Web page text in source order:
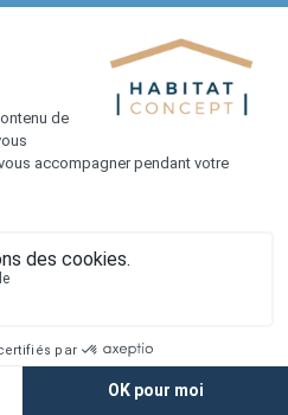
budget, les
du terrain et la construction, il
viabilisation si elle n'est pas
Les frais de raccordements et les
5 000 et 15 000 euros selon la
et son accès.
une maison existante, il sera
de rénovation. Ceux-ci sont
être ajoutés au prix de l'achat